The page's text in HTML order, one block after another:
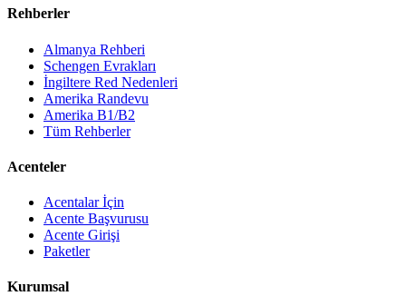
Rehberler
Almanya Rehberi
Schengen Evrakları
İngiltere Red Nedenleri
Amerika Randevu
Amerika B1/B2
Tüm Rehberler
Acenteler
Acentalar İçin
Acente Başvurusu
Acente Girişi
Paketler
Kurumsal